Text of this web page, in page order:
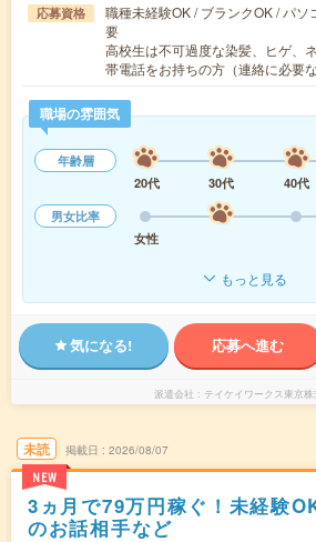
応募資格
職種未経験OK / ブランクOK / パソ
要
高校生は不可過度な染髪、ヒゲ、
帯電話をお持ちの方（連絡に必要
職場の雰囲気
年齢層
20代
30代 40代
男女比率
女性
もっと見る
気になる! 応募へ進む
派遣会社 テイケイワークス東京株
未読
NEW
掲載日 2026/08/07
3ヵ月で79万円稼ぐ！未経験
のお話相手など